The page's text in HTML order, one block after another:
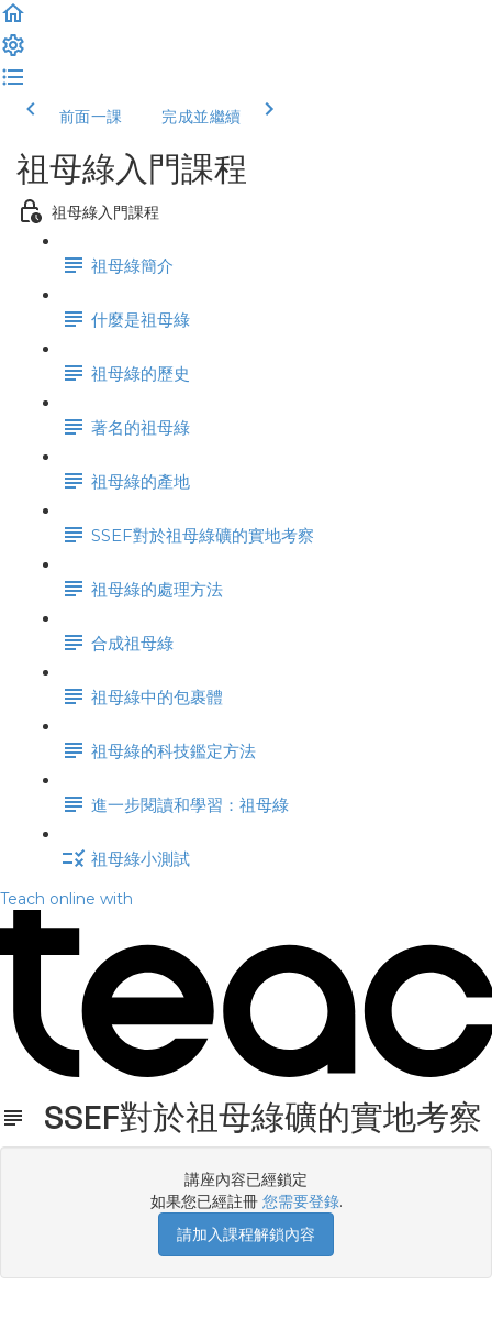
前面一課 完成並繼續
祖母綠入門課程
祖母綠入門課程
祖母綠簡介
什麼是祖母綠
祖母綠的歷史
著名的祖母綠
祖母綠的產地
SSEF對於祖母綠礦的實地考察
祖母綠的處理方法
合成祖母綠
祖母綠中的包裹體
祖母綠的科技鑑定方法
進一步閱讀和學習：祖母綠
祖母綠小測試
Teach online with
SSEF對於祖母綠礦的實地考察
講座內容已經鎖定
如果您已經註冊 您需要登錄.
請加入課程解鎖內容